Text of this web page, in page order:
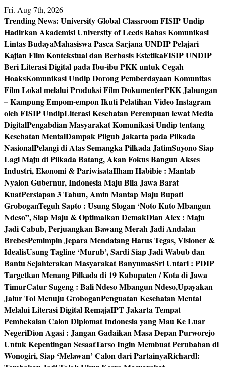
Skip
to
content
Fri. Aug 7th, 2026
Trending News: University Global Classroom FISIP Undip
Hadirkan Akademisi University of Leeds Bahas Komunikasi
Lintas BudayaMahasiswa Pasca Sarjana UNDIP Pelajari
Kajian Film Kontekstual dan Berbasis EstetikaFISIP UNDIP
Beri Literasi Digital pada Ibu-ibu PKK untuk Cegah
HoaksKomunikasi Undip Dorong Pemberdayaan Komunitas
Film Lokal melalui Produksi Film DokumenterPKK Jabungan
– Kampung Empom-empon Ikuti Pelatihan Video Instagram
oleh FISIP UndipLiterasi Kesehatan Perempuan lewat Media
DigitalPengabdian Masyarakat Komunikasi Undip tentang
Kesehatan MentalDampak Pilgub Jakarta pada Pilkada
NasionalPelangi di Atas Semangka Pilkada JatimSuyono Siap
Lagi Maju di Pilkada Batang, Akan Fokus Bangun Akses
Industri, Ekonomi & PariwisataIlham Habibie : Mantab
Nyalon Gubernur, Indonesia Maju Bila Jawa Barat
KuatPersiapan 3 Tahun, Amin Mantap Maju Bupati
GroboganTeguh Sapto : Usung Slogan ‘Noto Kuto Mbangun
Ndeso”, Siap Maju & Optimalkan DemakDian Alex : Maju
Jadi Cabub, Perjuangkan Bawang Merah Jadi Andalan
BrebesPemimpin Jepara Mendatang Harus Tegas, Visioner &
IdealisUsung Tagline ‘Murub’, Sardi Siap Jadi Wabub dan
Bantu Sejahterakan Masyarakat BanyumasSri Untari : PDIP
Targetkan Menang Pilkada di 19 Kabupaten / Kota di Jawa
TimurCatur Sugeng : Bali Ndeso Mbangun Ndeso,Upayakan
Jalur Tol Menuju GroboganPenguatan Kesehatan Mental
Melalui Literasi Digital RemajaIPT Jakarta Tempat
Pembekalan Calon Diplomat Indonesia yang Mau Ke Luar
NegeriDion Agasi : Jangan Gadaikan Masa Depan Purworejo
Untuk Kepentingan SesaatTarso Ingin Membuat Perubahan di
Wonogiri, Siap ‘Melawan’ Calon dari PartainyaRichardl: